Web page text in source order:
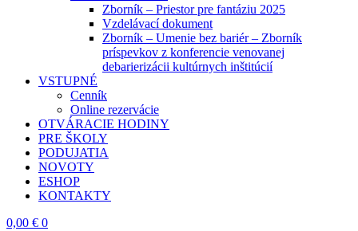
Zborník – Priestor pre fantáziu 2025
Vzdelávací dokument
Zborník – Umenie bez bariér – Zborník
príspevkov z konferencie venovanej
debarierizácii kultúrnych inštitúcií
VSTUPNÉ
Cenník
Online rezervácie
OTVÁRACIE HODINY
PRE ŠKOLY
PODUJATIA
NOVOTY
ESHOP
KONTAKTY
0,00 € 0